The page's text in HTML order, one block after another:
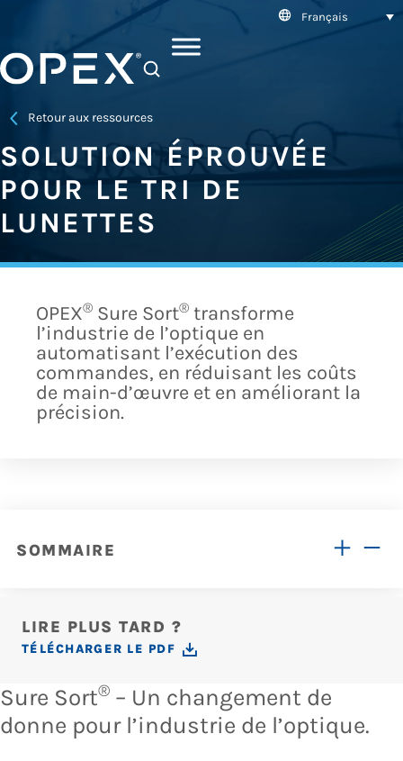
Français
Retour aux ressources
SOLUTION ÉPROUVÉE
POUR LE TRI DE
LUNETTES
OPEX® Sure Sort® transforme
l’industrie de l’optique en
automatisant l’exécution des
commandes, en réduisant les coûts
de main-d’œuvre et en améliorant la
précision.
SOMMAIRE
LIRE PLUS TARD ?
TÉLÉCHARGER LE PDF
Sure Sort® – Un changement de
donne pour l’industrie de l’optique.